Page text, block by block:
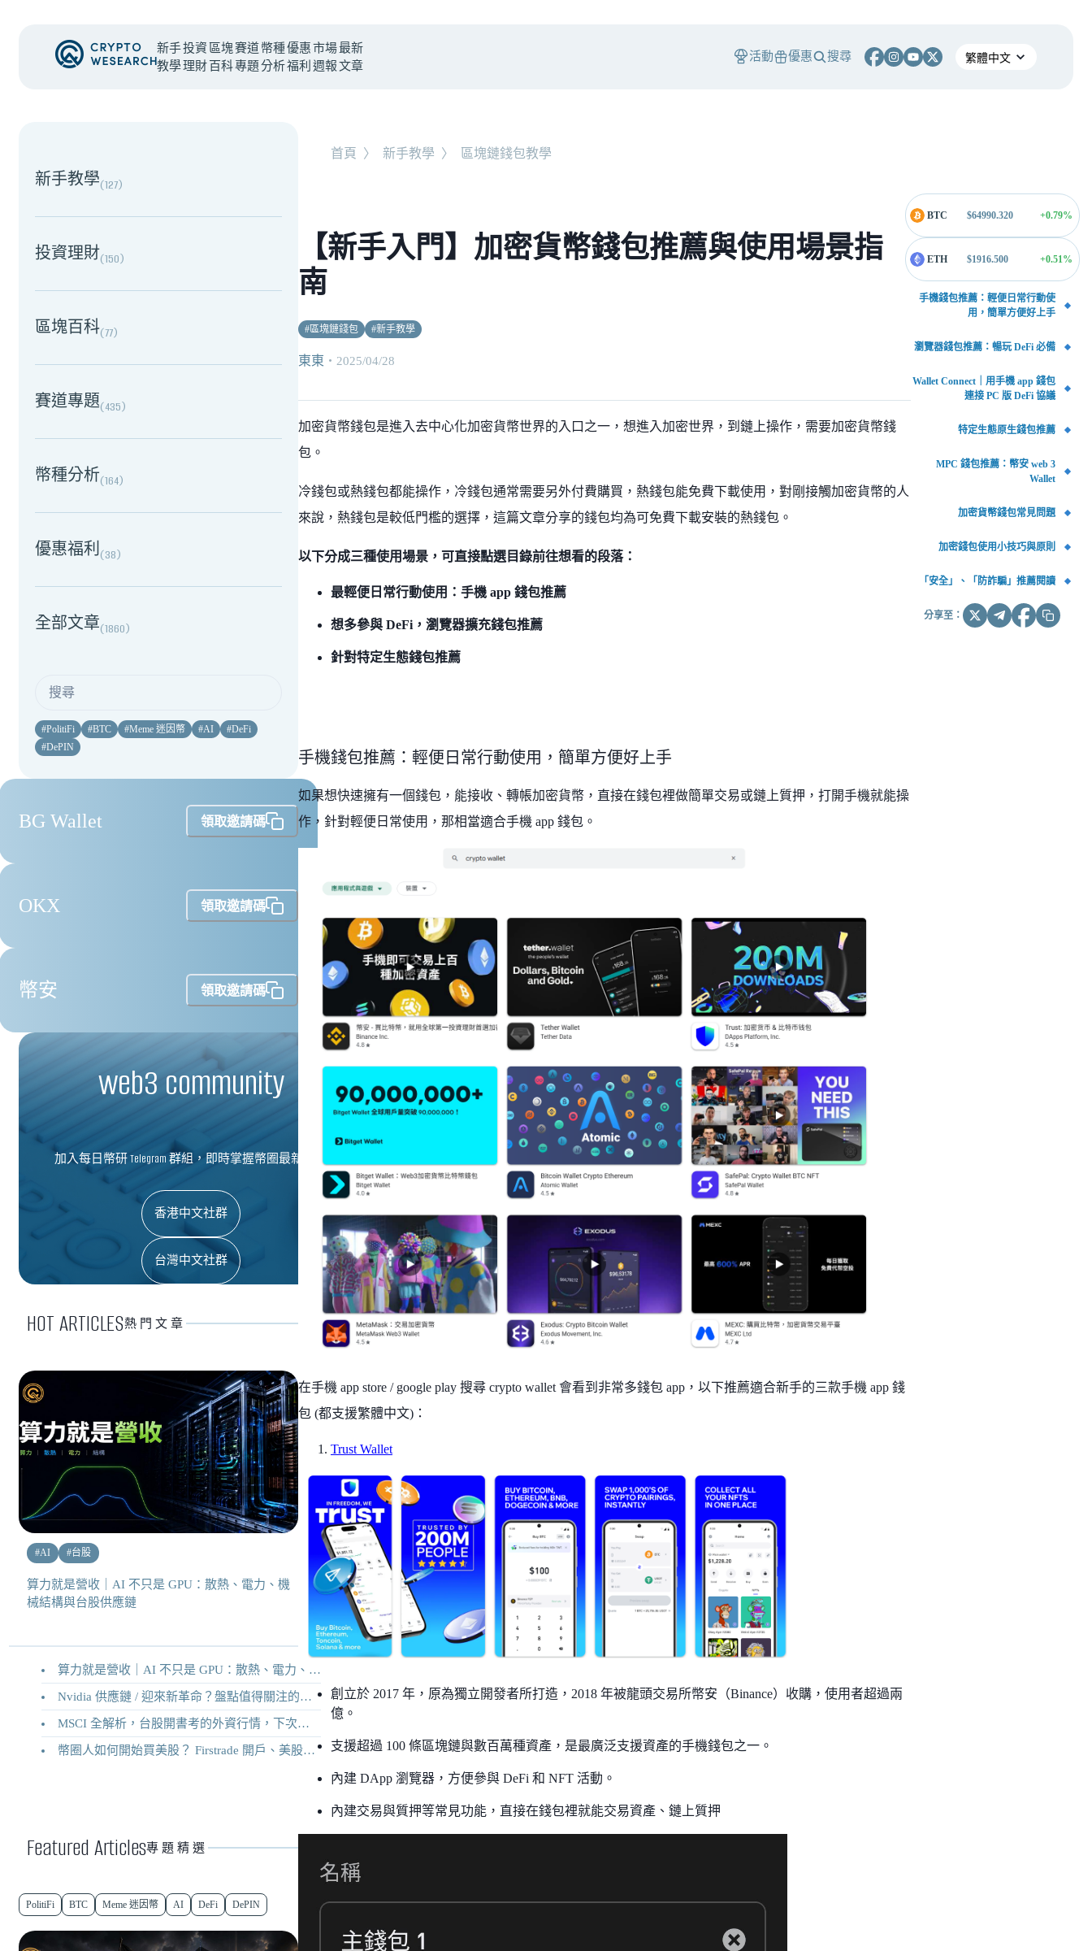
新手
教學
投資
理財
區塊
百科
賽道
專題
幣種
分析
優惠
福利
市場
週報
最新
文章
活動 優惠 搜尋
NEW EVENT
新手教學(127)
投資理財(150)
區塊百科(77)
賽道專題(435)
幣種分析(164)
優惠福利(38)
全部文章(1860)
#PolitiFi #BTC #Meme 迷因幣 #AI #DeFi
#DePIN
BG Wallet 領取邀請碼
OKX 領取邀請碼
幣安 領取邀請碼
web3 community
加入每日幣研 Telegram 群組，即時掌握幣圈最新資訊
香港中文社群
台灣中文社群
HOT ARTICLES熱門文章
#AI #台股
算力就是營收｜AI 不只是 GPU：散熱、電力、機
械結構與台股供應鏈
算力就是營收｜AI 不只是 GPU：散熱、電力、機械結構與台股供應鏈
Nvidia 供應鏈 / 迎來新革命？盤點值得關注的二十家供應鏈企業
MSCI 全解析，台股開書考的外資行情，下次調整你準備好了嗎？
幣圈人如何開始買美股？ Firstrade 開戶、美股交易機制完整教學
Featured Articles專題精選
PolitiFi BTC Meme 迷因幣 AI DeFi DePIN
首頁 〉 新手教學 〉 區塊鏈錢包教學
【新手入門】加密貨幣錢包推薦與使用場景指
南
#區塊鏈錢包 #新手教學
東東 ・ 2025/04/28
加密貨幣錢包是進入去中心化加密貨幣世界的入口之一，想進入加密世界，到鏈上操作，需要加密貨幣錢
包。
冷錢包或熱錢包都能操作，冷錢包通常需要另外付費購買，熱錢包能免費下載使用，對剛接觸加密貨幣的人
來說，熱錢包是較低門檻的選擇，這篇文章分享的錢包均為可免費下載安裝的熱錢包。
以下分成三種使用場景，可直接點選目錄前往想看的段落：
最輕便日常行動使用：手機 app 錢包推薦
想多參與 DeFi，瀏覽器擴充錢包推薦
針對特定生態錢包推薦
手機錢包推薦：輕便日常行動使用，簡單方便好上手
如果想快速擁有一個錢包，能接收、轉帳加密貨幣，直接在錢包裡做簡單交易或鏈上質押，打開手機就能操
作，針對輕便日常使用，那相當適合手機 app 錢包。
在手機 app store / google play 搜尋 crypto wallet 會看到非常多錢包 app，以下推薦適合新手的三款手機 app 錢
包 (都支援繁體中文)：
Trust Wallet
創立於 2017 年，原為獨立開發者所打造，2018 年被龍頭交易所幣安（Binance）收購，使用者超過兩
億。
支援超過 100 條區塊鏈與數百萬種資產，是最廣泛支援資產的手機錢包之一。
內建 DApp 瀏覽器，方便參與 DeFi 和 NFT 活動。
內建交易與質押等常見功能，直接在錢包裡就能交易資產、鏈上質押
BTC $64990.320 +0.79%
ETH $1916.500 +0.51%
手機錢包推薦：輕便日常行動使
用，簡單方便好上手
瀏覽器錢包推薦：暢玩 DeFi 必備
Wallet Connect｜用手機 app 錢包
連接 PC 版 DeFi 協議
特定生態原生錢包推薦
MPC 錢包推薦：幣安 web 3
Wallet
加密貨幣錢包常見問題
加密錢包使用小技巧與原則
「安全」、「防詐騙」推薦閱讀
分享至：